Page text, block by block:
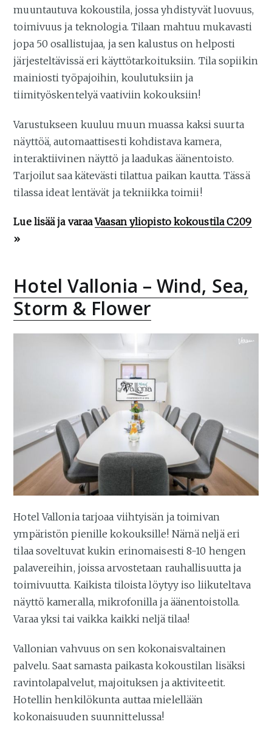
muuntautuva kokoustila, jossa yhdistyvät luovuus,
toimivuus ja teknologia. Tilaan mahtuu mukavasti
jopa 50 osallistujaa, ja sen kalustus on helposti
järjesteltävissä eri käyttötarkoituksiin. Tila sopiikin
mainiosti työpajoihin, koulutuksiin ja
tiimityöskentelyä vaativiin kokouksiin!
Varustukseen kuuluu muun muassa kaksi suurta
näyttöä, automaattisesti kohdistava kamera,
interaktiivinen näyttö ja laadukas äänentoisto.
Tarjoilut saa kätevästi tilattua paikan kautta. Tässä
tilassa ideat lentävät ja tekniikka toimii!
Lue lisää ja varaaVaasan yliopisto kokoustila C209
»
Hotel Vallonia – Wind, Sea,
Storm & Flower
Hotel Vallonia tarjoaa viihtyisän ja toimivan
ympäristön pienille kokouksille! Nämä neljä eri
tilaa soveltuvat kukin erinomaisesti 8-10 hengen
palavereihin, joissa arvostetaan rauhallisuutta ja
toimivuutta. Kaikista tiloista löytyy iso liikuteltava
näyttö kameralla, mikrofonilla ja äänentoistolla.
Varaa yksi tai vaikka kaikki neljä tilaa!
Vallonian vahvuus on sen kokonaisvaltainen
palvelu. Saat samasta paikasta kokoustilan lisäksi
ravintolapalvelut, majoituksen ja aktiviteetit.
Hotellin henkilökunta auttaa mielellään
kokonaisuuden suunnittelussa!